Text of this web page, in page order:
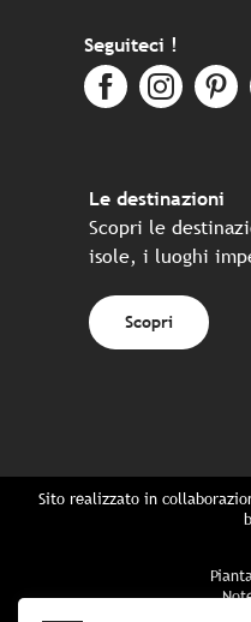
Seguiteci !
Le destinazioni
Scopri le
isole, i luoghi
Scopri
Sito realizzato in